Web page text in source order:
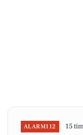
ALARM112 15